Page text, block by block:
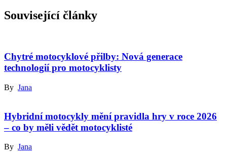
Související články
Chytré motocyklové přilby: Nová generace
technologií pro motocyklisty
By Jana
Hybridní motocykly mění pravidla hry v roce 2026
– co by měli vědět motocyklisté
By Jana